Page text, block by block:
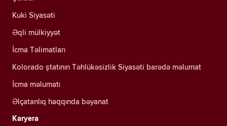
Kuki Siyasəti
Əqli mülkiyyət
İcma Təlimatları
Kolorado ştatının Təhlükəsizlik Siyasəti barədə məlumat
İcma məlumatı
Əlçatanlıq haqqında bəyanat
Karyera